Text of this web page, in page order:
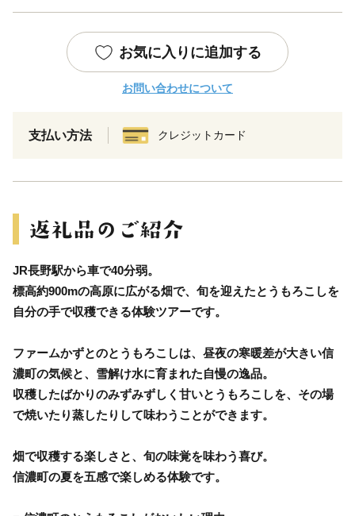
お気に入りに追加する
お問い合わせについて
支払い方法 クレジットカード
JR長野駅から車で40分弱。
標高約900mの高原に広がる畑で、旬を迎えたとうもろこしを
自分の手で収穫できる体験ツアーです。
ファームかずとのとうもろこしは、昼夜の寒暖差が大きい信
濃町の気候と、雪解け水に育まれた自慢の逸品。
収穫したばかりのみずみずしく甘いとうもろこしを、その場
で焼いたり蒸したりして味わうことができます。
畑で収穫する楽しさと、旬の味覚を味わう喜び。
信濃町の夏を五感で楽しめる体験です。